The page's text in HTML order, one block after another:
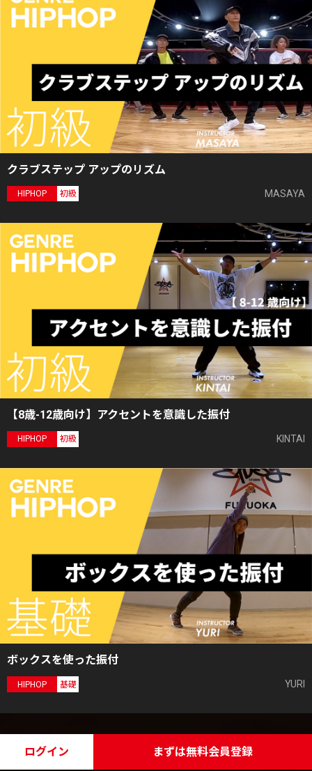
クラブステップ アップのリズム
HIPHOP 初級 MASAYA
【8歳-12歳向け】アクセントを意識した振付
HIPHOP 初級 KINTAI
ボックスを使った振付
HIPHOP 基礎 YURI
ログイン まずは無料会員登録